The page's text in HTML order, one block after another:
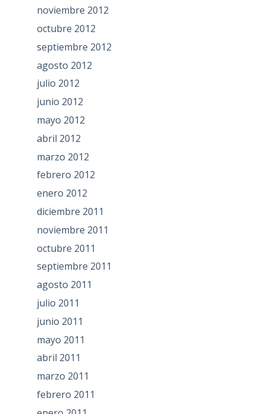
noviembre 2012
octubre 2012
septiembre 2012
agosto 2012
julio 2012
junio 2012
mayo 2012
abril 2012
marzo 2012
febrero 2012
enero 2012
diciembre 2011
noviembre 2011
octubre 2011
septiembre 2011
agosto 2011
julio 2011
junio 2011
mayo 2011
abril 2011
marzo 2011
febrero 2011